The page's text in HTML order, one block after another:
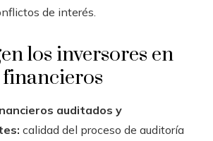
de interés.
los inversores en
auditados y
calidad del proceso de auditoría